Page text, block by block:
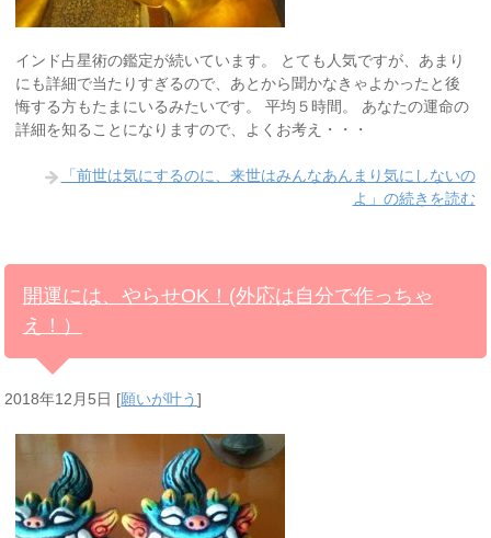
インド占星術の鑑定が続いています。 とても人気ですが、あまり
にも詳細で当たりすぎるので、あとから聞かなきゃよかったと後
悔する方もたまにいるみたいです。 平均５時間。 あなたの運命の
詳細を知ることになりますので、よくお考え・・・
「前世は気にするのに、来世はみんなあんまり気にしないの
よ」の続きを読む
開運には、やらせOK！(外応は自分で作っちゃ
え！）
2018年12月5日 [願いが叶う]